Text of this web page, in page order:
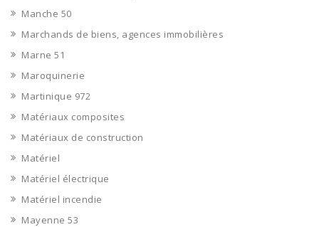
Manche 50
Marchands de biens, agences immobilières
Marne 51
Maroquinerie
Martinique 972
Matériaux composites
Matériaux de construction
Matériel
Matériel électrique
Matériel incendie
Mayenne 53